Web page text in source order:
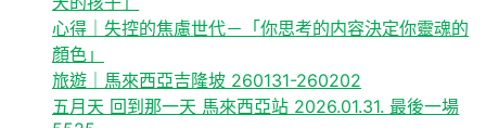
心得｜失控的焦慮世代－「你思考的内容決定你靈魂的
顏色」
旅遊｜馬來西亞吉隆坡 260131-260202
五月天 回到那一天 馬來西亞站 2026.01.31. 最後一場